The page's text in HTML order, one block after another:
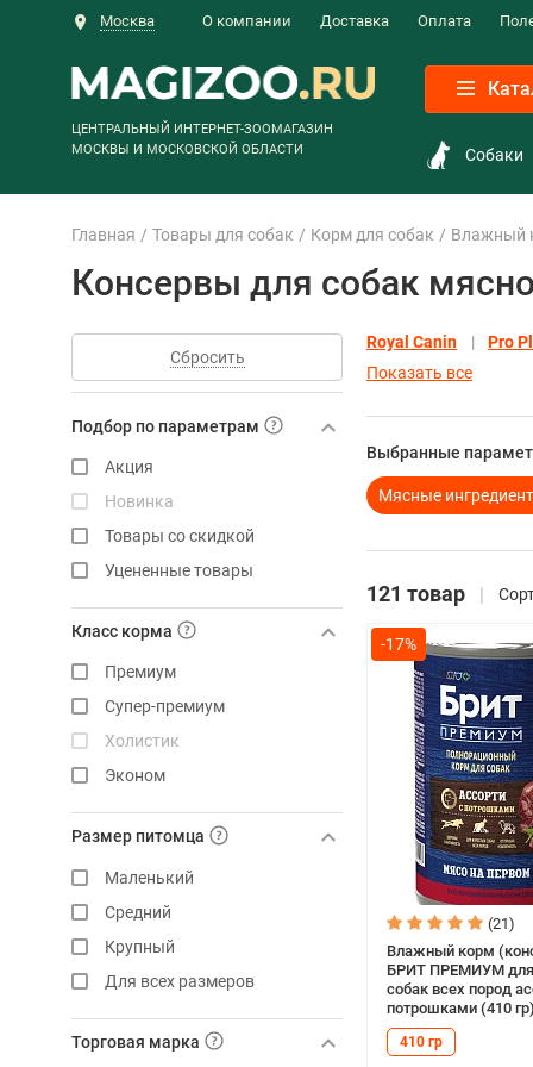
Москва О компании Доставка Оплата
ЦЕНТРАЛЬНЫЙ ИНТЕРНЕТ-ЗООМАГАЗИН
МОСКВЫ И МОСКОВСКОЙ ОБЛАСТИ
Собаки
Главная Товары для собак Корм для собак Влажный
Консервы для собак
Сбросить
Подбор по параметрам
Акция
Новинка
Товары со скидкой
Уцененные товары
Класс корма
Премиум
Супер-премиум
Холистик
Эконом
Размер питомца
Маленький
Средний
Крупный
Для всех размеров
Торговая марка
Royal Canin Pro
Показать все
Выбранные
Мясные
121 товар
-17%
(21)
Влажный корм
БРИТ ПРЕМИУМ для
собак всех пород
потрошками (410 гр)
410 гр